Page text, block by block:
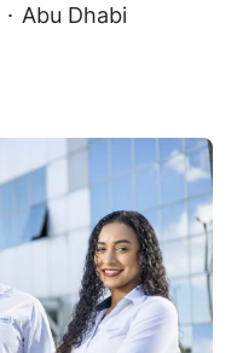
· Abu Dhabi